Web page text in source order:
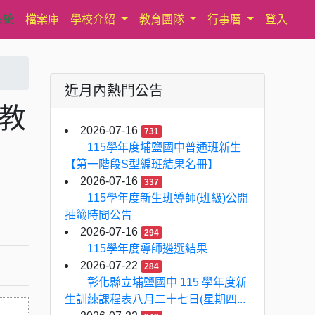
統 檔案庫 學校介紹 教育團隊 行事曆 登入
近月內熱門公告
2026-07-16 731
115學年度埔鹽國中普通班新生
【第一階段S型編班結果名冊】
2026-07-16
337
115學年度新生班導師(班級)公開
抽籤時間公告
2026-07-16
294
115學年度導師遴選結果
2026-07-22
284
彰化縣立埔鹽國中 115 學年度新
生訓練課程表八月二十七日(星期四...